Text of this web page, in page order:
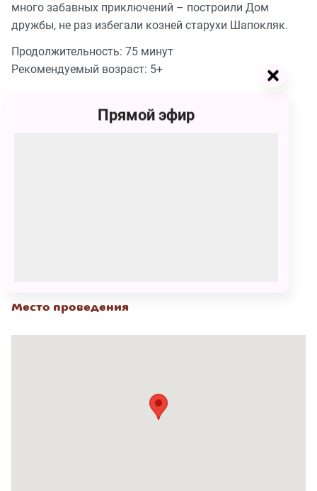
много забавных приключений – построили Дом
дружбы, не раз избегали козней старухи Шапокляк.
Продолжительность: 75 минут
Рекомендуемый возраст: 5+
Место проведения
Прямой эфир